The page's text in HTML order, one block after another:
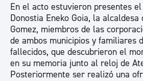
En el acto estuvieron presentes
Donostia Eneko Goia, la alcaldesa
Gomez, miembros de las
de ambos municipios y familiares
fallecidos, que descubrieron el
en su memoria junto al reloj de
Posteriormente ser realizó una